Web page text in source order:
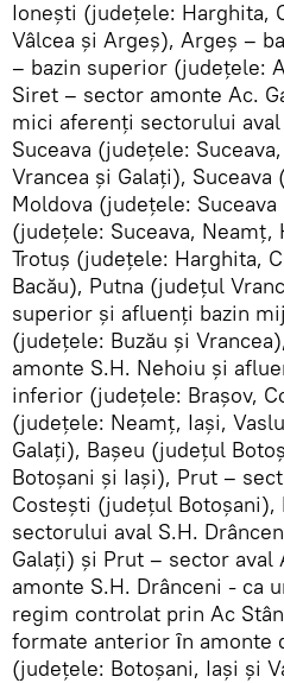
Ioneşti (judeţele: Harghita,
Vâlcea şi Argeş), Argeş –
– bazin superior (judeţele:
Siret – sector amonte Ac.
mici aferenţi sectorului
Suceava (judeţele:
Vrancea şi Galaţi), Suceava
Moldova (judeţele:
(judeţele: Suceava, Neamţ,
Trotuş (judeţele: Harghita,
Bacău), Putna (judeţul
superior şi afluenţi bazin
(judeţele: Buzău şi
amonte S.H. Nehoiu şi
inferior (judeţele: Braşov,
(judeţele: Neamţ, Iaşi,
Galaţi), Başeu (judeţul
Botoşani şi Iaşi), Prut –
Costeşti (judeţul
sectorului aval S.H.
Galaţi) şi Prut – sector aval
amonte S.H. Drânceni - ca
regim controlat prin Ac
formate anterior ȋn amonte
(judeţele: Botoşani, Iaşi şi